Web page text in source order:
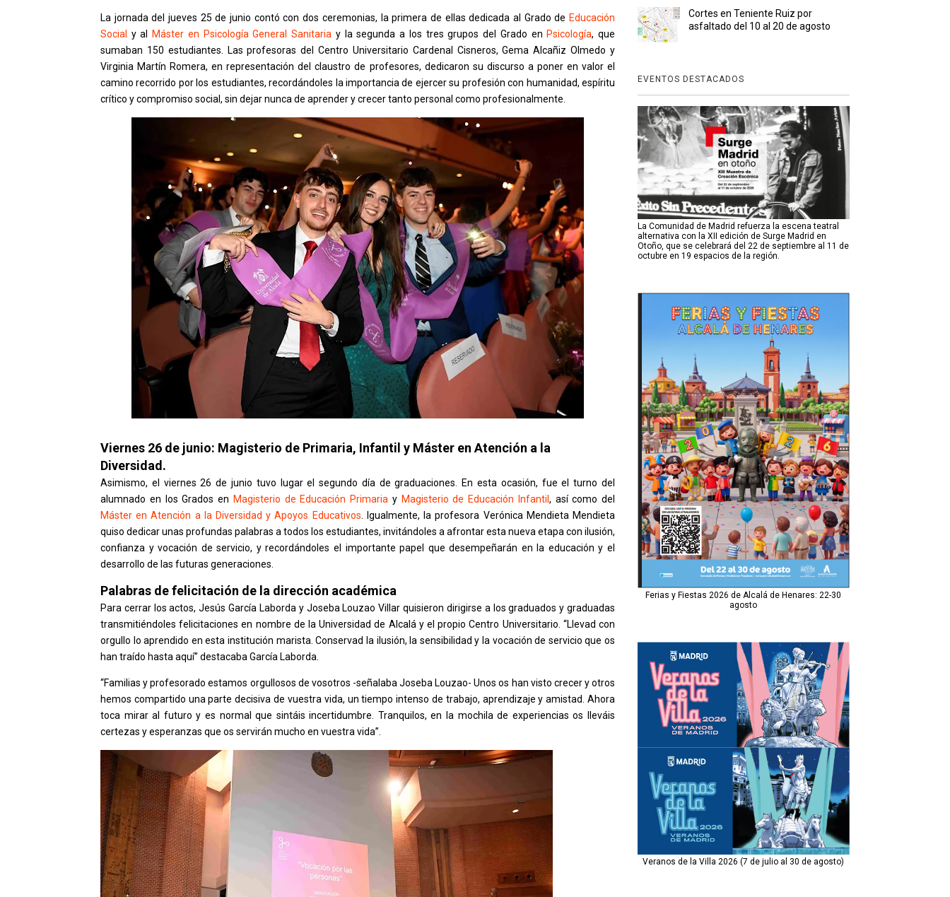
La jornada del jueves 25 de junio contó con dos ceremonias, la primera de ellas dedicada al Grado de Educación
Social y al Máster en Psicología General Sanitaria y la segunda a los tres grupos del Grado en Psicología, que
sumaban 150 estudiantes. Las profesoras del Centro Universitario Cardenal Cisneros, Gema Alcañiz Olmedo y
Virginia Martín Romera, en representación del claustro de profesores, dedicaron su discurso a poner en valor el
camino recorrido por los estudiantes, recordándoles la importancia de ejercer su profesión con humanidad, espíritu
crítico y compromiso social, sin dejar nunca de aprender y crecer tanto personal como profesionalmente.
Viernes 26 de junio: Magisterio de Primaria, Infantil y Máster en Atención a la
Diversidad.
Asimismo, el viernes 26 de junio tuvo lugar el segundo día de graduaciones. En esta ocasión, fue el turno del
alumnado en los Grados en Magisterio de Educación Primaria y Magisterio de Educación Infantil , así como del
Máster en Atención a la Diversidad y Apoyos Educativos. Igualmente, la profesora Verónica Mendieta Mendieta
quiso dedicar unas profundas palabras a todos los estudiantes, invitándoles a afrontar esta nueva etapa con ilusión,
confianza y vocación de servicio, y recordándoles el importante papel que desempeñarán en la educación y el
desarrollo de las futuras generaciones.
Palabras de felicitación de la dirección académica
Para cerrar los actos, Jesús García Laborda y Joseba Louzao Villar quisieron dirigirse a los graduados y graduadas
transmitiéndoles felicitaciones en nombre de la Universidad de Alcalá y el propio Centro Universitario. “Llevad con
orgullo lo aprendido en esta institución marista. Conservad la ilusión, la sensibilidad y la vocación de servicio que os
han traído hasta aquí” destacaba García Laborda.
“Familias y profesorado estamos orgullosos de vosotros -señalaba Joseba Louzao- Unos os han visto crecer y otros
hemos compartido una parte decisiva de vuestra vida, un tiempo intenso de trabajo, aprendizaje y amistad. Ahora
toca mirar al futuro y es normal que sintáis incertidumbre. Tranquilos, en la mochila de experiencias os lleváis
certezas y esperanzas que os servirán mucho en vuestra vida”.
Cortes en Teniente Ruiz por
asfaltado del 10 al 20 de agosto
EVENTOS DESTACADOS
La Comunidad de Madrid refuerza la escena teatral
alternativa con la XII edición de Surge Madrid en
Otoño, que se celebrará del 22 de septiembre al 11 de
octubre en 19 espacios de la región.
Ferias y Fiestas 2026 de Alcalá de Henares: 22-30
agosto
Veranos de la Villa 2026 (7 de julio al 30 de agosto)